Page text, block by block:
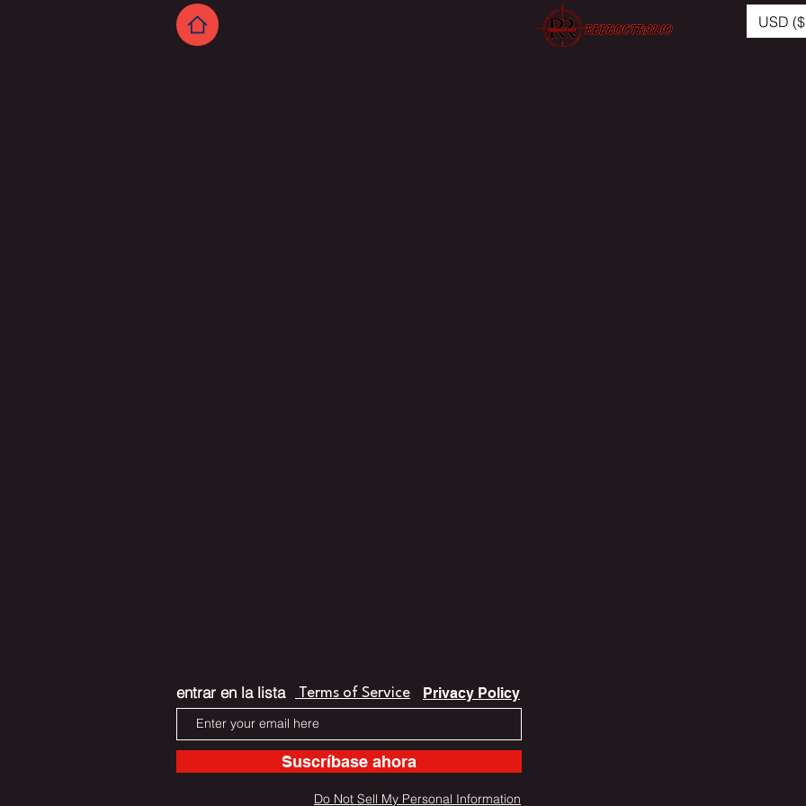
USD
entrar en la lista Terms of Service Privacy Policy
Suscríbase ahora
Do Not Sell My Personal Information